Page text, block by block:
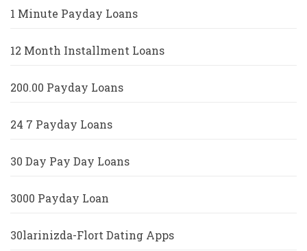
1 Minute Payday Loans
12 Month Installment Loans
200.00 Payday Loans
24 7 Payday Loans
30 Day Pay Day Loans
3000 Payday Loan
30larinizda-Flort Dating Apps